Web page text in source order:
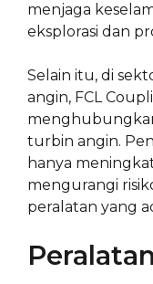
menjaga
eksplorasi dan
Selain itu, di
angin, FCL
turbin angin.
hanya
mengurangi
peralatan yang